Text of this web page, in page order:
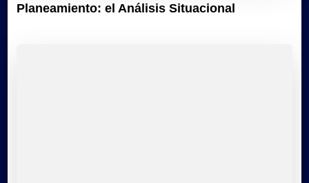
Planeamiento: el Análisis Situacional